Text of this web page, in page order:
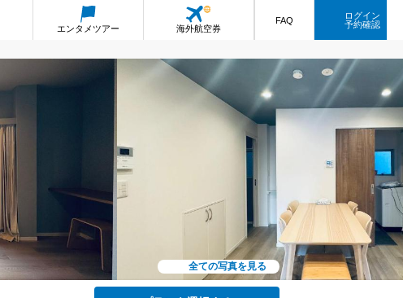
エンタメツアー 海外航空券
FAQ
ログイン
予約確認
全ての写真を見る